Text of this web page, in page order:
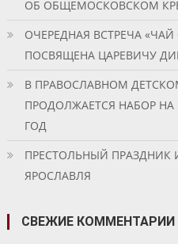
ОБ ОБЩЕМОСКОВСКОМ
ОЧЕРЕДНАЯ ВСТРЕЧА
ПОСВЯЩЕНА ЦАРЕВИЧУ
В ПРАВОСЛАВНОМ
ПРОДОЛЖАЕТСЯ НАБОР
ГОД
ПРЕСТОЛЬНЫЙ ПРАЗДНИК
ЯРОСЛАВЛЯ
СВЕЖИЕ КОММЕНТАРИИ